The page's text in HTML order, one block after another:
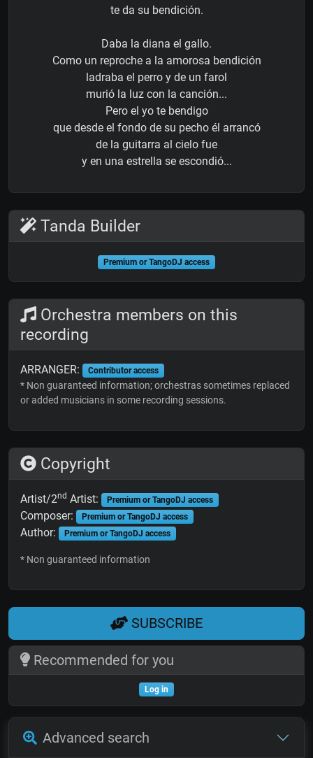
te da su bendición.
Daba la diana el gallo.
Como un reproche a la amorosa bendición
ladraba el perro y de un farol
murió la luz con la canción...
Pero el yo te bendigo
que desde el fondo de su pecho él arrancó
de la guitarra al cielo fue
y en una estrella se escondió...
Tanda Builder
Premium or TangoDJ access
Orchestra members on this
recording
ARRANGER: Contributor access
* Non guaranteed information; orchestras sometimes replaced
or added musicians in some recording sessions.
Copyright
Artist/2nd Artist: Premium or TangoDJ access
Composer: Premium or TangoDJ access
Author: Premium or TangoDJ access
* Non guaranteed information
SUBSCRIBE
Recommended for you
Log in
Advanced search